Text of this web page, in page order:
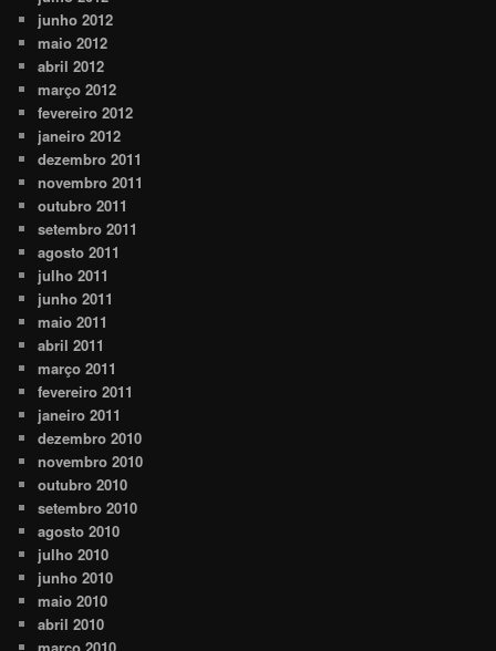
junho 2012
maio 2012
abril 2012
março 2012
fevereiro 2012
janeiro 2012
dezembro 2011
novembro 2011
outubro 2011
setembro 2011
agosto 2011
julho 2011
junho 2011
maio 2011
abril 2011
março 2011
fevereiro 2011
janeiro 2011
dezembro 2010
novembro 2010
outubro 2010
setembro 2010
agosto 2010
julho 2010
junho 2010
maio 2010
abril 2010